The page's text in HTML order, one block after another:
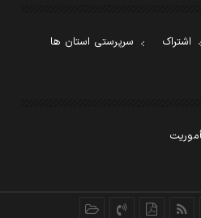
اشتراک
سرپرستی استان ها